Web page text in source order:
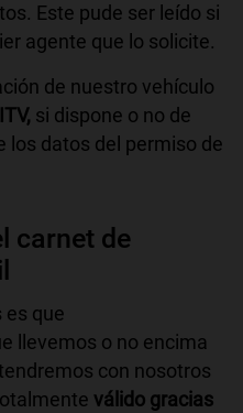
Este pude ser leído si
agente que lo solicite.
de nuestro vehículo
si dispone o no de
los datos del permiso de
carnet de
es que
llevemos o no encima
con nosotros
válido gracias